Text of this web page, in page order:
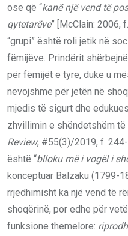
ose që “kanë një vend të
qytetarëve” [McClain: 2006,
“grupi” është roli jetik në
fëmijëve. Prindërit
për fëmijët e tyre, duke u
nevojshme për jetën në
mjedis të sigurt dhe
zhvillimin e shëndetshëm
Review, #55(3)/2019, f.
është “blloku më i vogël i
konceptuar Balzaku (1799-
rrjedhimisht ka një vend të
shoqërinë, por edhe për
funksione themelore: